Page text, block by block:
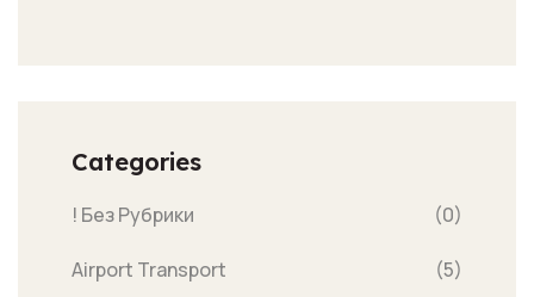
Categories
! Без Рубрики (0)
Airport Transport (5)